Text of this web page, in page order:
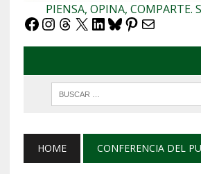
PIENSA, OPINA, COMPARTE.
Facebook
Instagram
Threads
X LinkedIn
Bluesky
Pinterest
Correo
HOME CONFERENCIA DEL